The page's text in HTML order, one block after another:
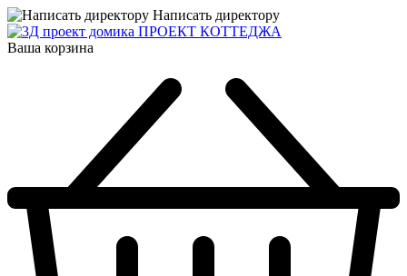
Написать директору
ПРОЕКТ КОТТЕДЖА
Ваша корзина